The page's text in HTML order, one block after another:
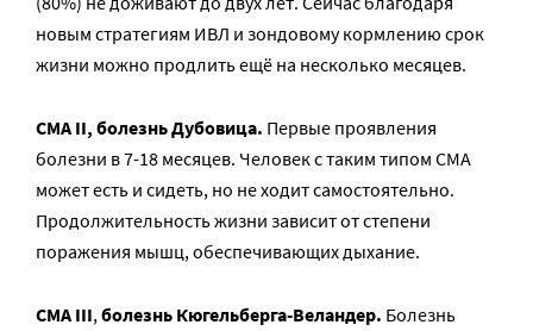
новым стратегиям ИВЛ и зондовому кормлению срок
жизни можно продлить ещё на несколько месяцев.
СМА II, болезнь Дубовица. Первые проявления
болезни в 7-18 месяцев. Человек с таким типом СМА
может есть и сидеть, но не ходит самостоятельно.
Продолжительность жизни зависит от степени
поражения мышц, обеспечивающих дыхание.
СМА III,болезнь Кюгельберга-Веландер. Болезнь